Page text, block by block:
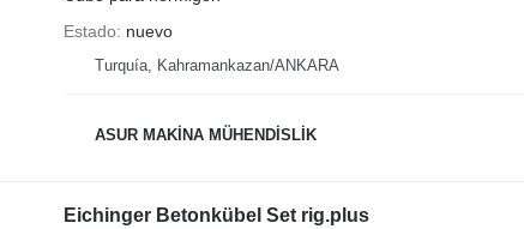
Estado
nuevo
Turquía, Kahramankazan/ANKARA
ASUR MAKİNA MÜHENDİSLİK
Eichinger Betonkübel Set rig.plus